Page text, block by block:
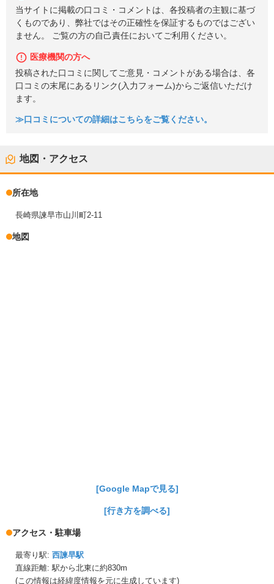
当サイトに掲載の口コミ・コメントは、各投稿者の主観に基づ
くものであり、弊社ではその正確性を保証するものではござい
ません。 ご覧の方の自己責任においてご利用ください。
医療機関の方へ
投稿された口コミに関してご意見・コメントがある場合は、各
口コミの末尾にあるリンク(入力フォーム)からご返信いただけ
ます。
≫口コミについての詳細はこちらをご覧ください。
地図・アクセス
所在地
長崎県諫早市山川町2-11
地図
[Google Mapで見る]
[行き方を調べる]
アクセス・駐車場
最寄り駅: 西諫早駅
直線距離: 駅から北東に約830m
(この情報は経緯度情報を元に生成しています)